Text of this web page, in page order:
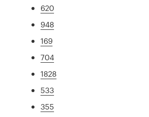
620
948
169
704
1828
533
355